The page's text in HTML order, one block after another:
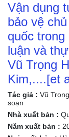
Vận dụng
bảo vệ
quốc
luận và
Vũ Trọng
Kim,....[et
Tác giả : Vũ
soạn
Nhà xuất bản :
Năm xuất bản :